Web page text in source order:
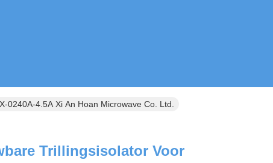
0240A-4.5A Xi An Hoan Microwave Co. Ltd.
Trillingsisolator Voor